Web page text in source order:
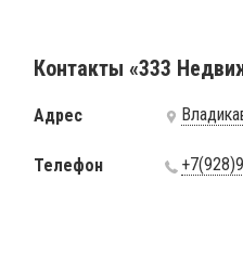
Контакты «333
Адрес
Телефон